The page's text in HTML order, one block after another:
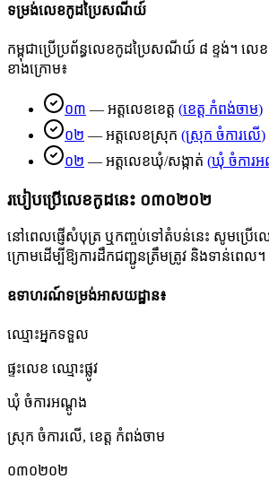
ទម្រង់លេខកូដប្រៃសណីយ៍
កម្ពុជាប្រើប្រព័ន្ធលេខកូដប្រៃសណីយ៍ ៨ ខ្ទង់។ ល
ខាងក្រោម៖
០៣ — អត្តលេខខេត្ត (ខេត្ត កំពង់ចាម)
០២ — អត្តលេខស្រុក (ស្រុក ចំការលើ)
០២ — អត្តលេខឃុំ/សង្កាត់ (ឃុំ ចំការអ
របៀបប្រើលេខកូដនេះ ០៣០២០២
នៅពេលផ្ញើសំបុត្រ ឬកញ្ចប់ទៅតំបន់នេះ សូមប្រ
ក្រោមដើម្បីឱ្យការដឹកជញ្ជូនត្រឹមត្រូវ និងទាន់ពេល។
ឧទាហរណ៍ទម្រង់អាសយដ្ឋាន៖
ឈ្មោះអ្នកទទួល
ផ្ទះលេខ ឈ្មោះផ្លូវ
ឃុំ ចំការអណ្ដូង
ស្រុក ចំការលើ, ខេត្ត កំពង់ចាម
០៣០២០២